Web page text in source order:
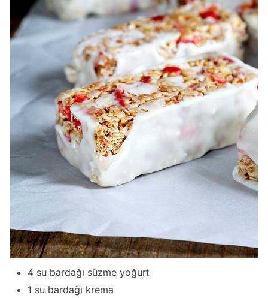
4 su bardağı süzme yoğurt
1 su bardağı krema